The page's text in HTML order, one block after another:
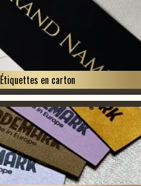
Étiquettes en carton